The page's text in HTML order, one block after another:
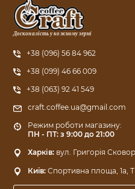
Досконалість у кожному зерні
+38 (096) 56 84 962
+38 (099) 46 66 009
+38 (063) 92 41 549
craft.coffee.ua@gmail.com
Режим роботи магазину:
ПН - ПТ: з 9:00 до 21:00
Харків: вул. Григорія
Київ: Спортивна площа, 1a,